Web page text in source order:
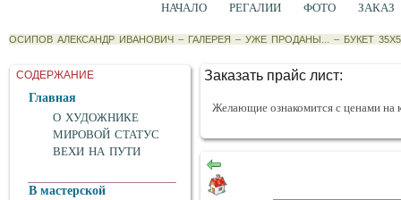
НАЧАЛО РЕГАЛИИ ФОТО ЗАКАЗ
ОСИПОВ АЛЕКСАНДР ИВАНОВИЧ – ГАЛЕРЕЯ – УЖЕ ПРОДАНЫ... – БУКЕТ
СОДЕРЖАНИЕ
Главная
О ХУДОЖНИКЕ
МИРОВОЙ СТАТУС
ВЕХИ НА ПУТИ
В мастерской
Заказать прайс лист:
Желающие ознакомится с ценами на